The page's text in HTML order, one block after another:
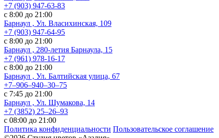
+7 (903) 947-63-83
с 8:00 до 21:00
Барнаул , Ул. Власихинская, 109
+7 (903) 947-64-95
с 8:00 до 21:00
Барнаул , 280-летия Барнаула, 15
+7 (961) 978-16-17
с 8:00 до 21:00
Барнаул , Ул. ​Балтийская улица, 67
+7‒906‒940‒30‒75
с 7:45 до 21:00
Барнаул , ​Ул. Шумакова, 14
+7 (3852) 25‒26‒93
с 08:00 до 21:00
Политика конфиденциальности Пользовательское соглашение